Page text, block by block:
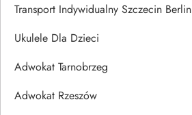
Transport Indywidualny Szczecin Berlin
Ukulele Dla Dzieci
Adwokat Tarnobrzeg
Adwokat Rzeszów